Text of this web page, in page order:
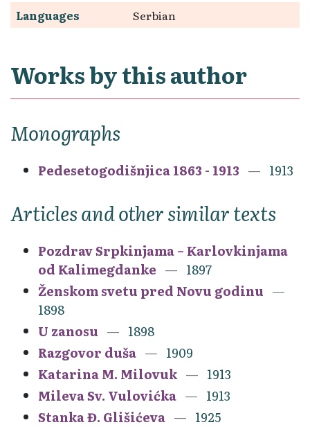
Languages
Serbian
Works by this author
Monographs
Pedesetogodišnjica 1863 - 1913 1913
Articles and other similar texts
Pozdrav Srpkinjama – Karlovkinjama
od Kalimegdanke
1897
Ženskom svetu pred Novu godinu
1898
U zanosu
1898
Razgovor duša
1909
Katarina M. Milovuk
1913
Mileva Sv. Vulovićka
1913
Stanka Đ. Glišićeva
1925